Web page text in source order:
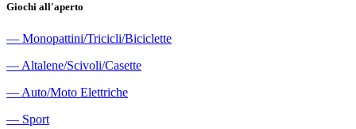
Giochi all'aperto
― Monopattini/Tricicli/Biciclette
― Altalene/Scivoli/Casette
― Auto/Moto Elettriche
― Sport